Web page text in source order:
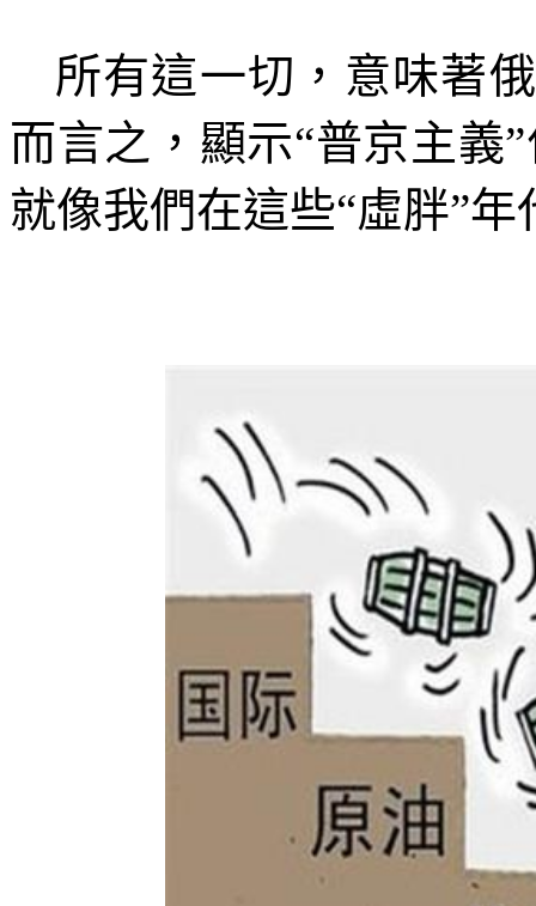
所有這一切，意味著
而言之，顯示“普京主義”
就像我們在這些“虛胖”年